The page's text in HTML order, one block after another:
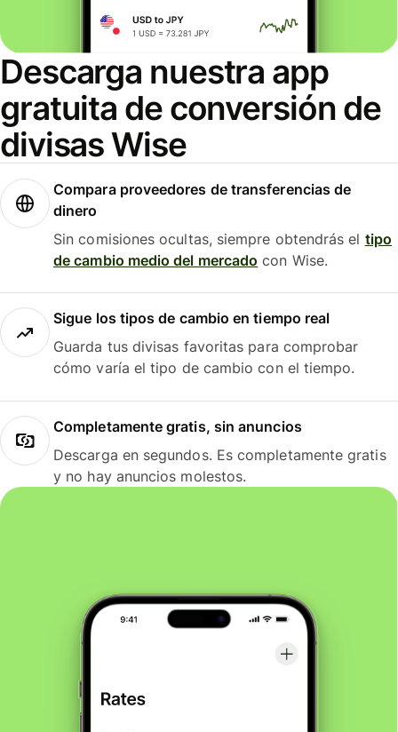
Descarga nuestra app
gratuita de conversión de
divisas Wise
Compara proveedores de transferencias de
dinero
Sin comisiones ocultas, siempre obtendrás el tipo
de cambio medio del mercado con Wise.
Sigue los tipos de cambio en tiempo real
Guarda tus divisas favoritas para comprobar
cómo varía el tipo de cambio con el tiempo.
Completamente gratis, sin anuncios
Descarga en segundos. Es completamente gratis
y no hay anuncios molestos.